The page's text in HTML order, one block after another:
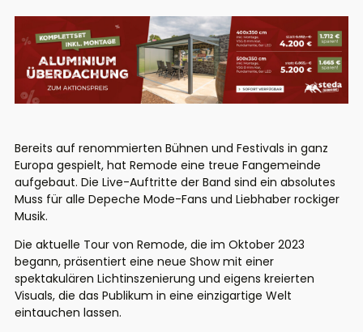
Bereits auf renommierten Bühnen und Festivals in ganz
Europa gespielt, hat Remode eine treue Fangemeinde
aufgebaut. Die Live-Auftritte der Band sind ein absolutes
Muss für alle Depeche Mode-Fans und Liebhaber rockiger
Musik.
Die aktuelle Tour von Remode, die im Oktober 2023
begann, präsentiert eine neue Show mit einer
spektakulären Lichtinszenierung und eigens kreierten
Visuals, die das Publikum in eine einzigartige Welt
eintauchen lassen.